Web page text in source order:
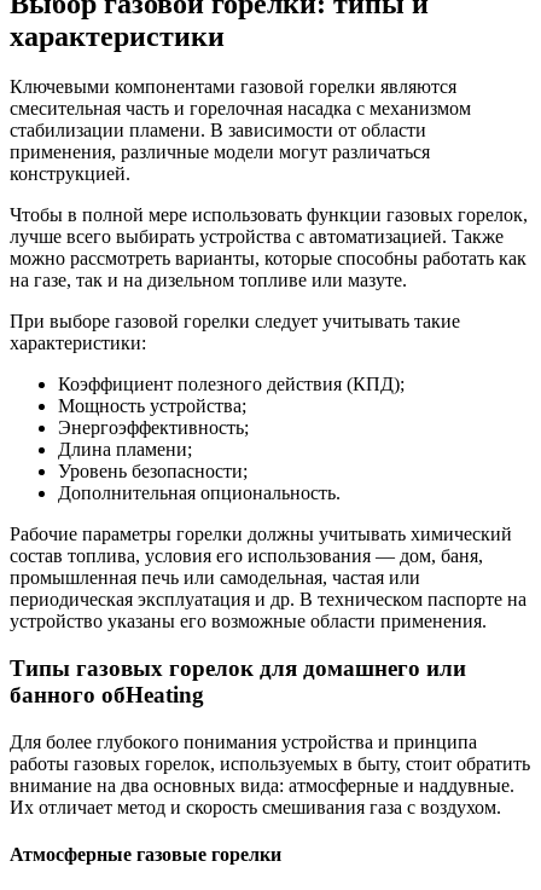
характеристики
Ключевыми компонентами газовой горелки являются
смесительная часть и горелочная насадка с механизмом
стабилизации пламени. В зависимости от области
применения, различные модели могут различаться
конструкцией.
Чтобы в полной мере использовать функции газовых горелок,
лучше всего выбирать устройства с автоматизацией. Также
можно рассмотреть варианты, которые способны работать как
на газе, так и на дизельном топливе или мазуте.
При выборе газовой горелки следует учитывать такие
характеристики:
Коэффициент полезного действия (КПД);
Мощность устройства;
Энергоэффективность;
Длина пламени;
Уровень безопасности;
Дополнительная опциональность.
Рабочие параметры горелки должны учитывать химический
состав топлива, условия его использования — дом, баня,
промышленная печь или самодельная, частая или
периодическая эксплуатация и др. В техническом паспорте на
устройство указаны его возможные области применения.
Типы газовых горелок для домашнего или
банного обHeating
Для более глубокого понимания устройства и принципа
работы газовых горелок, используемых в быту, стоит обратить
внимание на два основных вида: атмосферные и наддувные.
Их отличает метод и скорость смешивания газа с воздухом.
Атмосферные газовые горелки